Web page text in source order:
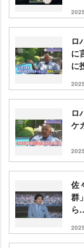
ロ
に
に
ロ
ケ
佐
群
ら